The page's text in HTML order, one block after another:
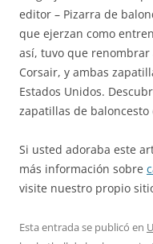
editor – Pizarra de
que ejerzan como
así, tuvo que
Corsair, y ambas
Estados Unidos.
zapatillas de
Si usted adoraba este
más información sobre
visite nuestro propio
Esta entrada se publicó en